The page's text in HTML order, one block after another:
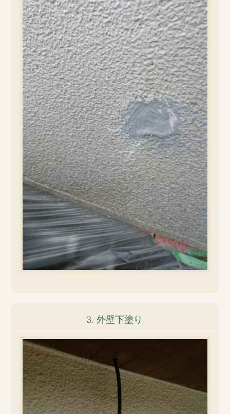
3. 外壁下塗り